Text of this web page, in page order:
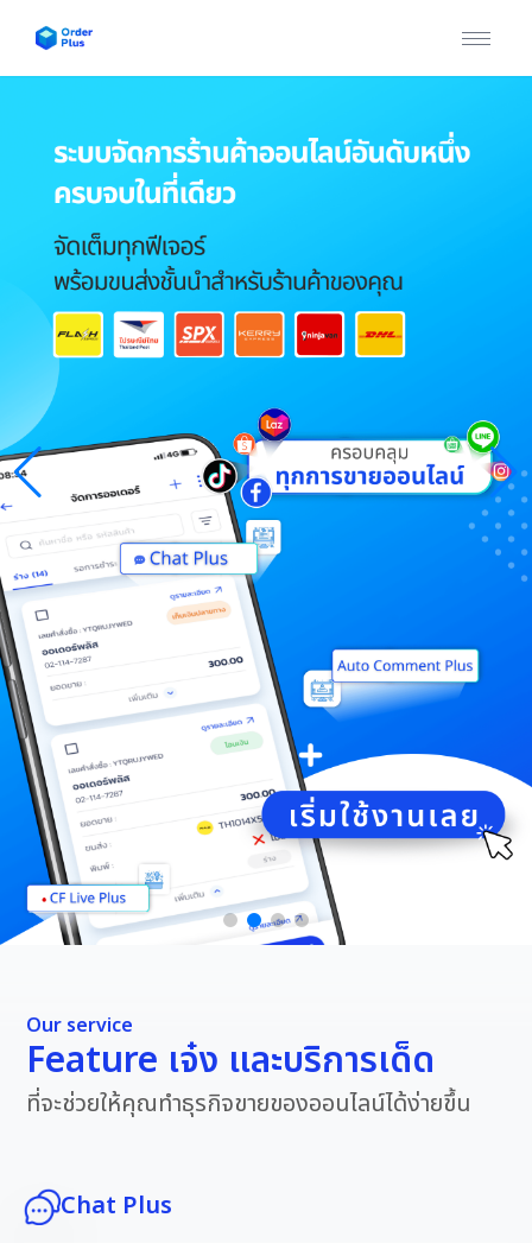
บริการของเรา
ข่าวสาร & บทความ
คู่มือการใช้งาน
ติดต่อเรา
เข้าสู่ระบบ / สมัครสมาชิก
Our service
Feature เจ๋ง และบริการเด็ด
ที่จะช่วยให้คุณทำธุรกิจขายของออนไลน์ได้ง่ายขึ้น
Chat Plus